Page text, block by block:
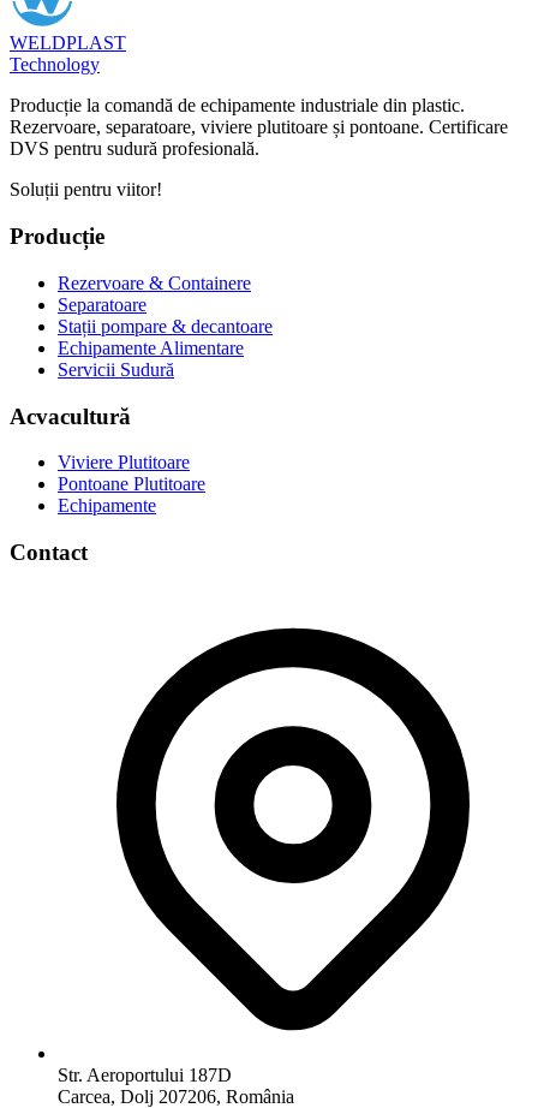
WELDPLAST
Technology
Producție la comandă de echipamente industriale din plastic.
Rezervoare, separatoare, viviere plutitoare și pontoane. Certificare
DVS pentru sudură profesională.
Soluții pentru viitor!
Producție
Rezervoare & Containere
Separatoare
Stații pompare & decantoare
Echipamente Alimentare
Servicii Sudură
Acvacultură
Viviere Plutitoare
Pontoane Plutitoare
Echipamente
Contact
Str. Aeroportului 187D
Carcea, Dolj 207206, România